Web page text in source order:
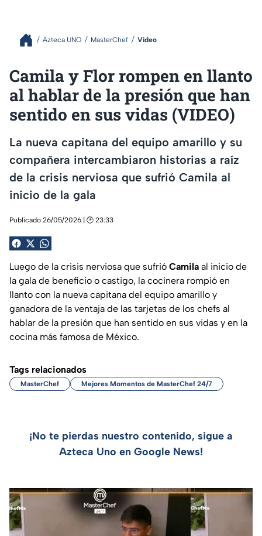
Azteca UNO MasterChef Video
Camila y Flor rompen en llanto
al hablar de la presión que han
sentido en sus vidas (VIDEO)
La nueva capitana del equipo amarillo y su
compañera intercambiaron historias a raíz
de la crisis nerviosa que sufrió Camila al
inicio de la gala
Publicado 26/05/2026 | 🕑 23:33
Luego de la crisis nerviosa que sufrió Camila al inicio de
la gala de beneficio o castigo, la cocinera rompió en
llanto con la nueva capitana del equipo amarillo y
ganadora de la ventaja de las tarjetas de los chefs al
hablar de la presión que han sentido en sus vidas y en la
cocina más famosa de México.
Tags relacionados
MasterChef Mejores Momentos de MasterChef 24/7
¡No te pierdas nuestro contenido, sigue a
Azteca Uno en Google News!